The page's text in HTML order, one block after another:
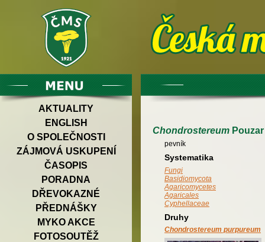
AKTUALITY
ENGLISH
O SPOLEČNOSTI
ZÁJMOVÁ USKUPENÍ
ČASOPIS
PORADNA
DŘEVOKAZNÉ
PŘEDNÁŠKY
MYKO AKCE
FOTOSOUTĚŽ
Chondrostereum
pevník
Systematika
Fungi
Basidiomycota
Agaricomycetes
Agaricales
Cyphellaceae
Druhy
Chondrostereum purpureum